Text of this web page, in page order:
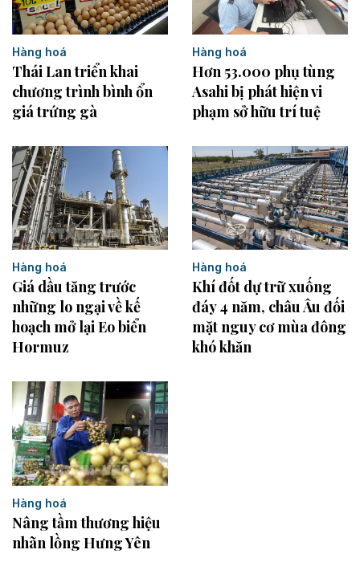
Hàng hoá
Thái Lan triển khai
chương trình bình ổn
giá trứng gà
Hàng hoá
Hơn 53.000 phụ tùng
Asahi bị phát hiện vi
phạm sở hữu trí tuệ
Hàng hoá
Giá dầu tăng trước
những lo ngại về kế
hoạch mở lại Eo biển
Hormuz
Hàng hoá
Khí đốt dự trữ xuống
đáy 4 năm, châu Âu đối
mặt nguy cơ mùa đông
khó khăn
Hàng hoá
Nâng tầm thương hiệu
nhãn lồng Hưng Yên